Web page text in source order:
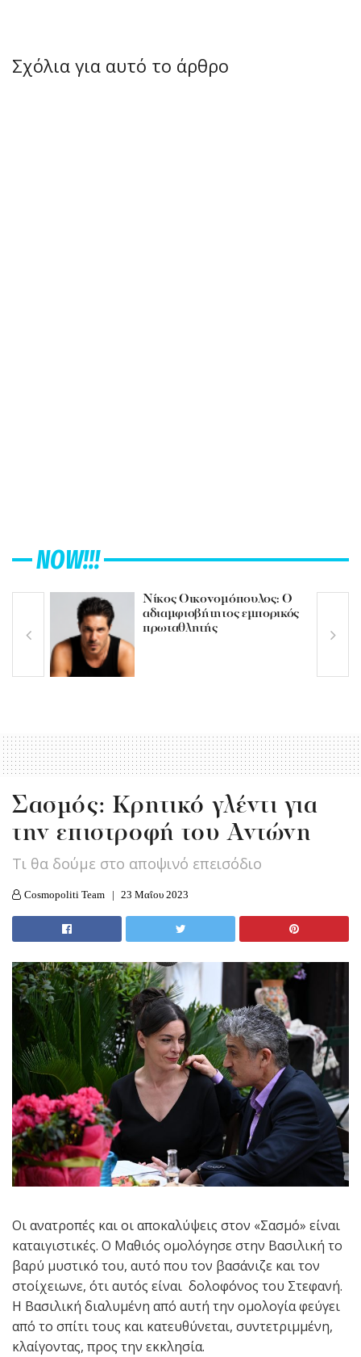
Σχόλια για αυτό το άρθρο
NOW!!!
Νίκος Οικονομόπουλος: Ο
αδιαμφισβήτητος εμπορικός
πρωταθλητής
Σασμός: Κρητικό γλέντι για
την επιστροφή του Αντώνη
Τι θα δούμε στο αποψινό επεισόδιο
Cosmopoliti Team 23 Μαΐου 2023
Οι ανατροπές και οι αποκαλύψεις στον «Σασμό» είναι
καταιγιστικές. Ο Μαθιός ομολόγησε στην Βασιλική το
βαρύ μυστικό του, αυτό που τον βασάνιζε και τον
στοίχειωνε, ότι αυτός είναι δολοφόνος του Στεφανή.
Η Βασιλική διαλυμένη από αυτή την ομολογία φεύγει
από το σπίτι τους και κατευθύνεται, συντετριμμένη,
κλαίγοντας, προς την εκκλησία.